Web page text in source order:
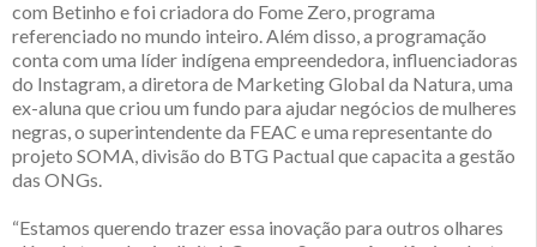
com Betinho e foi criadora do Fome Zero, programa
referenciado no mundo inteiro. Além disso, a programação
conta com uma líder indígena empreendedora, influenciadoras
do Instagram, a diretora de Marketing Global da Natura, uma
ex-aluna que criou um fundo para ajudar negócios de mulheres
negras, o superintendente da FEAC e uma representante do
projeto SOMA, divisão do BTG Pactual que capacita a gestão
das ONGs.
“Estamos querendo trazer essa inovação para outros olhares